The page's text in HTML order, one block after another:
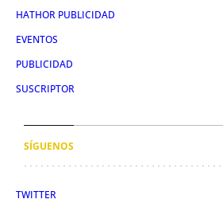
HATHOR PUBLICIDAD
EVENTOS
PUBLICIDAD
SUSCRIPTOR
SÍGUENOS
TWITTER